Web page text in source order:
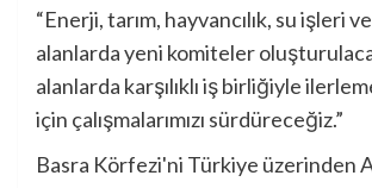
“Enerji, tarım, hayvancılık, su işleri
alanlarda yeni komiteler
alanlarda karşılıklı iş birliğiyle
için çalışmalarımızı sürdüreceğiz.”
Basra Körfezi'ni Türkiye üzerinden